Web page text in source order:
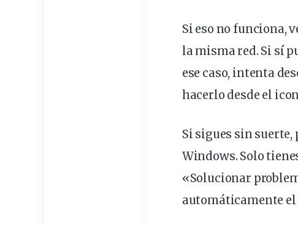
Si eso no funciona,
la misma red. Si sí
ese caso, intenta
hacerlo desde el
Si sigues sin suerte,
Windows. Solo
«Solucionar
automáticamente el